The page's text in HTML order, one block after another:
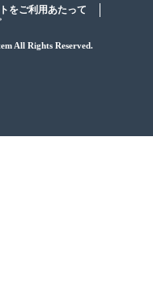
をご利用あたって
All Rights Reserved.